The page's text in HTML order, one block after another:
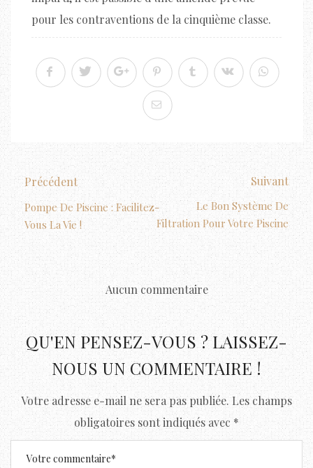
pour les contraventions de la cinquième classe.
Précédent
Pompe De Piscine : Facilitez-
Vous La Vie !
Suivant
Le Bon Système De
Filtration Pour Votre Piscine
Aucun commentaire
QU'EN PENSEZ-VOUS ? LAISSEZ-
NOUS UN COMMENTAIRE !
Votre adresse e-mail ne sera pas publiée. Les champs
obligatoires sont indiqués avec*